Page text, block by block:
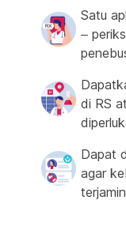
Satu
–
di RS
Dapat
agar